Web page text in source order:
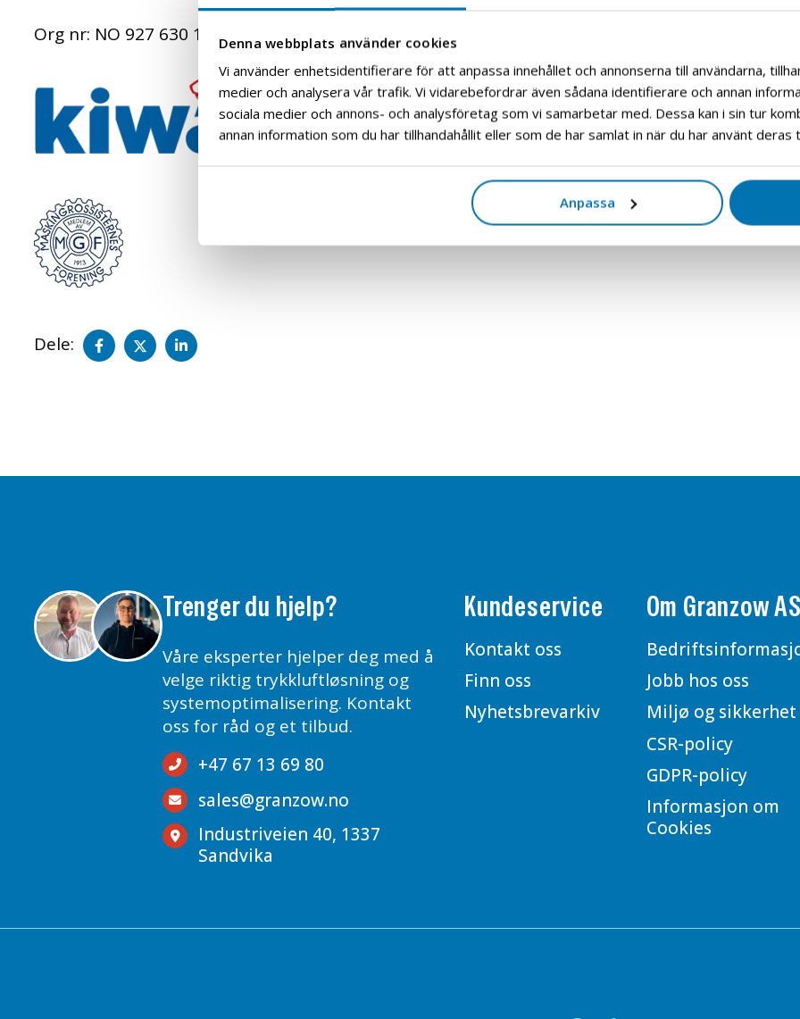
Denna webbplats använder cookies
Vi använder enhetsidentifierare för att anpassa innehållet och annonserna till användarna,
medier och analysera vår trafik. Vi vidarebefordrar även sådana identifierare och annan
sociala medier och annons- och analysföretag som vi samarbetar med. Dessa kan i sin tur
annan information som du har tillhandahållit eller som de har samlat in när du har använt deras
Anpassa
Org nr: NO 927 630 192 MVA
Dele:
Del
på
Del
på
Del
Trenger du hjelp?
Våre eksperter hjelper deg med å
velge riktig trykkluftløsning og
systemoptimalisering. Kontakt
oss for råd og et tilbud.
+47 67 13 69 80
sales@granzow.no
Industriveien 40, 1337
Sandvika
Kundeservice
Kontakt oss
Finn oss
Nyhetsbrevarkiv
Om Granzow
Jobb hos oss
Miljø og sikkerhet
CSR-policy
GDPR-policy
Informasjon om
Cookies